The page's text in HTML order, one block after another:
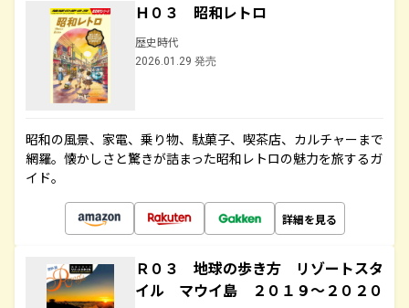
Ｈ０３ 昭和レトロ
歴史時代
2026.01.29 発売
昭和の風景、家電、乗り物、駄菓子、喫茶店、カルチャーまで
網羅。懐かしさと驚きが詰まった昭和レトロの魅力を旅するガ
イド。
詳細を見る
Ｒ０３ 地球の歩き方 リゾートスタ
イル マウイ島 ２０１９～２０２０